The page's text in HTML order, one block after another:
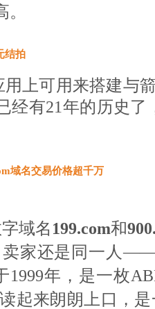
结拍
用上可用来搭建与
经有21年的历史了
域名交易价格超千万
域名 199.com和
卖家还是同一人
1999年，是一枚
起来朗朗上口，